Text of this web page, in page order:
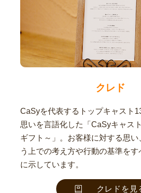
クレド
CaSyを代表するトップキャスト
思いを言語化した「CaSyキャス
ギフト～」。お客様に対する思
う上での考え方や行動の基準をす
に示しています。
クレドを見